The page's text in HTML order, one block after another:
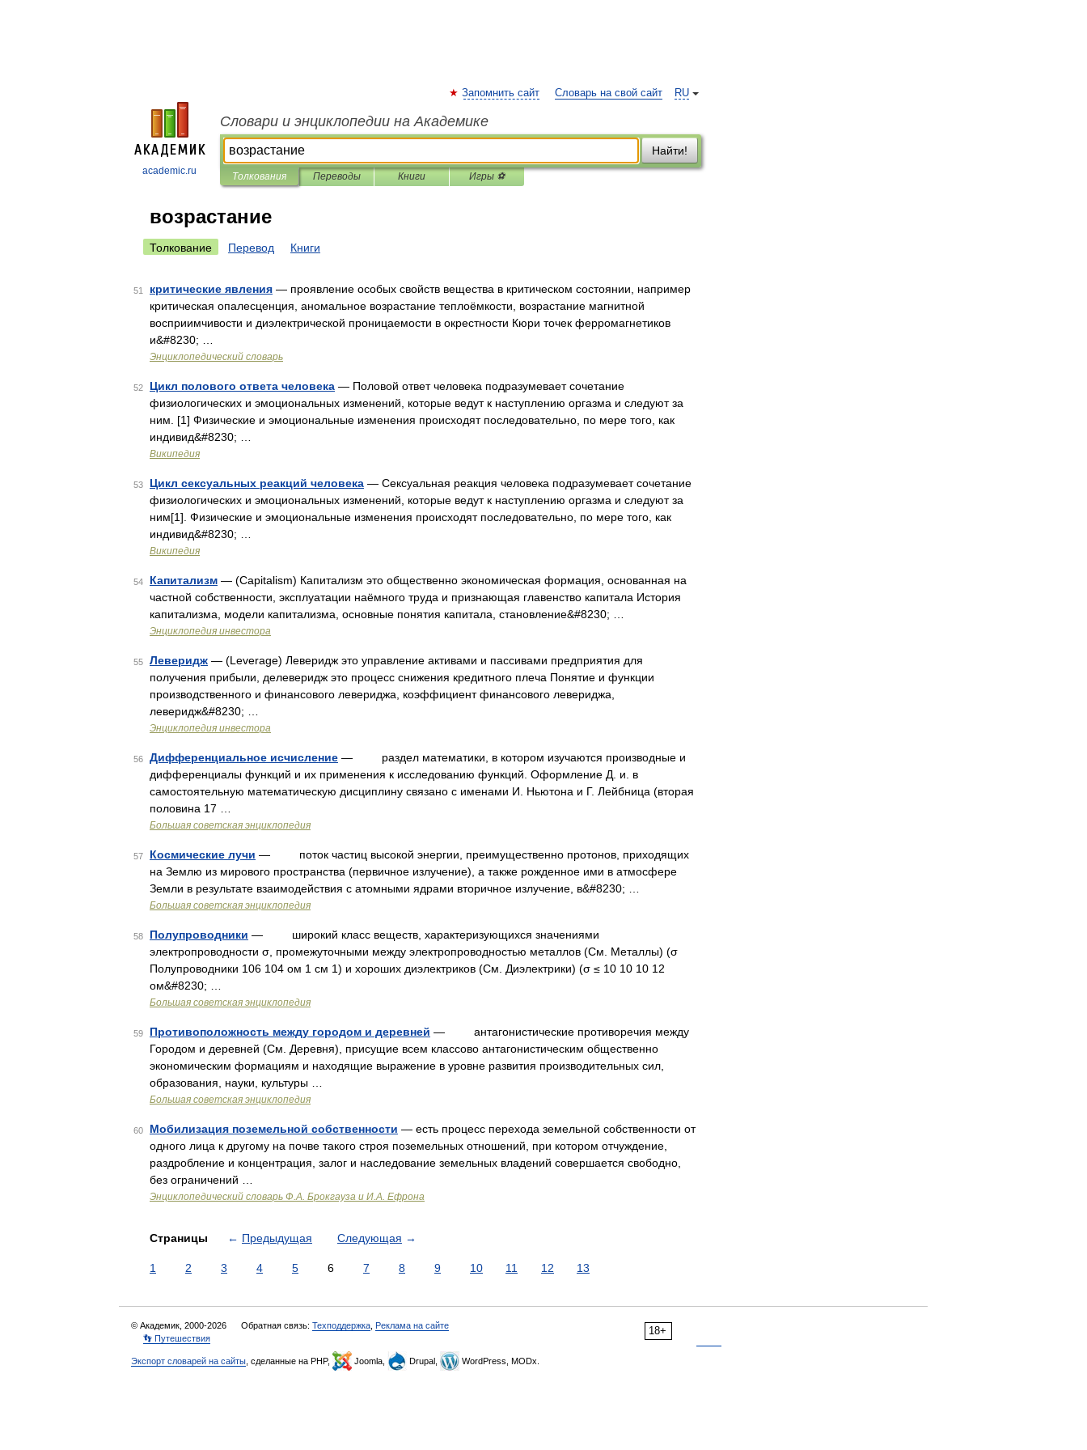
academic.ru
RU
Запомнить сайт Словарь на свой сайт
Словари и энциклопедии на Академике
Найти!
Толкования Переводы Книги Игры ⚽
возрастание
Толкование Перевод Книги
51 критические явления — проявление особых свойств вещества в критическом состоянии, например
критическая опалесценция, аномальное возрастание теплоёмкости, возрастание магнитной
восприимчивости и диэлектрической проницаемости в окрестности Кюри точек ферромагнетиков
и&#8230; …
Энциклопедический словарь
52 Цикл полового ответа человека — Половой ответ человека подразумевает сочетание
физиологических и эмоциональных изменений, которые ведут к наступлению оргазма и следуют за
ним. [1] Физические и эмоциональные изменения происходят последовательно, по мере того, как
индивид&#8230; …
Википедия
53 Цикл сексуальных реакций человека — Сексуальная реакция человека подразумевает сочетание
физиологических и эмоциональных изменений, которые ведут к наступлению оргазма и следуют за
ним[1]. Физические и эмоциональные изменения происходят последовательно, по мере того, как
индивид&#8230; …
Википедия
54 Капитализм — (Capitalism) Капитализм это общественно экономическая формация, основанная на
частной собственности, эксплуатации наёмного труда и признающая главенство капитала История
капитализма, модели капитализма, основные понятия капитала, становление&#8230; …
Энциклопедия инвестора
55 Леверидж — (Leverage) Леверидж это управление активами и пассивами предприятия для
получения прибыли, делеверидж это процесс снижения кредитного плеча Понятие и функции
производственного и финансового левериджа, коэффициент финансового левериджа,
леверидж&#8230; …
Энциклопедия инвестора
56 Дифференциальное исчисление — раздел математики, в котором изучаются производные и
дифференциалы функций и их применения к исследованию функций. Оформление Д. и. в
самостоятельную математическую дисциплину связано с именами И. Ньютона и Г. Лейбница (вторая
половина 17 …
Большая советская энциклопедия
57 Космические лучи — поток частиц высокой энергии, преимущественно протонов, приходящих
на Землю из мирового пространства (первичное излучение), а также рожденное ими в атмосфере
Земли в результате взаимодействия с атомными ядрами вторичное излучение, в&#8230; …
Большая советская энциклопедия
58 Полупроводники — широкий класс веществ, характеризующихся значениями
электропроводности σ, промежуточными между электропроводностью металлов (См. Металлы) (σ
Полупроводники 106 104 ом 1 см 1) и хороших диэлектриков (См. Диэлектрики) (σ ≤ 10 10 10 12
ом&#8230; …
Большая советская энциклопедия
59 Противоположность между городом и деревней — антагонистические противоречия между
Городом и деревней (См. Деревня), присущие всем классово антагонистическим общественно
экономическим формациям и находящие выражение в уровне развития производительных сил,
образования, науки, культуры …
Большая советская энциклопедия
60 Мобилизация поземельной собственности — есть процесс перехода земельной собственности от
одного лица к другому на почве такого строя поземельных отношений, при котором отчуждение,
раздробление и концентрация, залог и наследование земельных владений совершается свободно,
без ограничений …
Энциклопедический словарь Ф.А. Брокгауза и И.А. Ефрона
Страницы ← Предыдущая Следующая →
1 2 3 4 5 6 7 8 9 10 11 12 13
18+
© Академик, 2000-2026 Обратная связь: Техподдержка Реклама на сайте
👣 Путешествия
Экспорт словарей на сайты , сделанные на PHP, Joomla, Drupal, WordPress, MODx.